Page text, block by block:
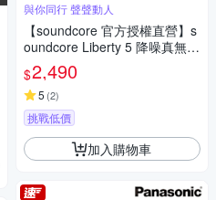
與你同行 聲聲動人
【soundcore 官方授權直營】s
oundcore Liberty 5 降噪真無線
藍牙耳機
$2,490
5 (2)
挑戰低價
加入購物車